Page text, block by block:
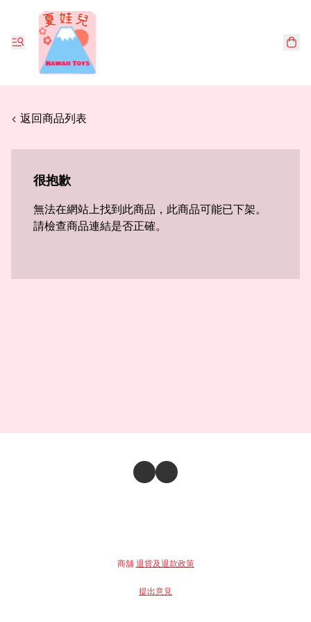
< 返回商品列表
很抱歉
無法在網站上找到此商品，此商品可能已下架。
請檢查商品連結是否正確。
商舖 退貨及退款政策
提出意見